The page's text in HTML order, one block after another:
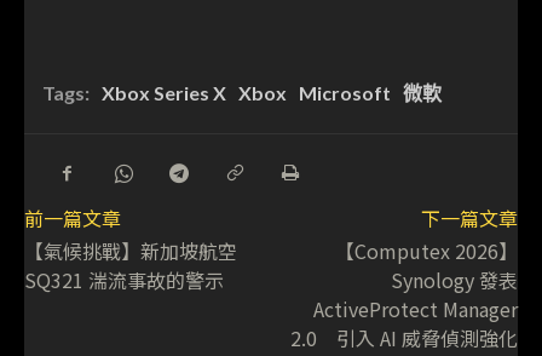
Tags: Xbox Series X Xbox Microsoft 微軟
前一篇文章
【氣候挑戰】新加坡航空
SQ321 湍流事故的警示
下一篇文章
【Computex 2026】
Synology 發表
ActiveProtect Manager
2.0 引入 AI 威脅偵測強化